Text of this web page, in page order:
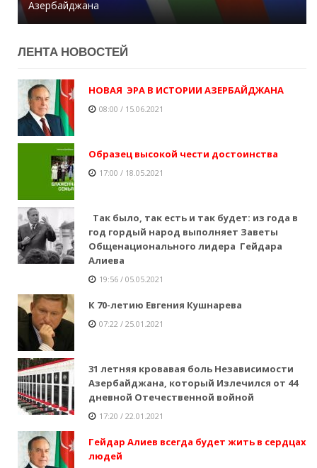
Азербайджана
снарядов - Хикмет Гаджиев
Директор больницы умер от коронавируса
ЛЕНТA НОВОСТЕЙ
НОВАЯ ЭРА В ИСТОРИИ АЗЕРБАЙДЖАНА
08:00 / 15.06.2021
Образец высокой чести достоинства
17:00 / 18.05.2021
Так было, так есть и так будет: из года в
год гордый народ выполняет Заветы
Общенационального лидера Гейдара
Алиева
19:56 / 05.05.2021
К 70-летию Евгения Кушнарева
07:22 / 25.01.2021
31 летняя кровавая боль Независимости
Азербайджана, который Излечился от 44
дневной Отечественной войной
17:20 / 22.01.2021
Гейдар Алиев всегда будет жить в сердцах
людей